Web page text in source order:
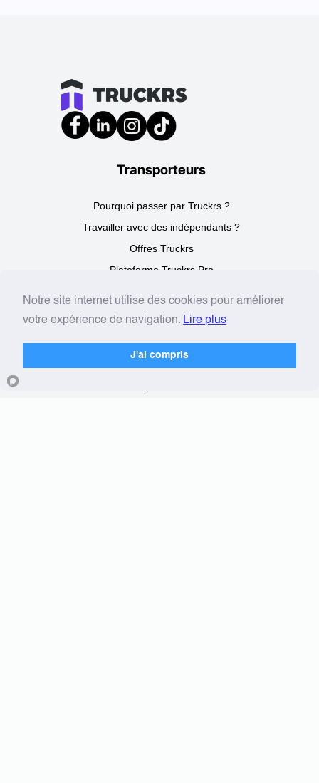
Transporteurs
Pourquoi passer par Truckrs ?
Travailler avec des indépendants ?
Offres Truckrs
Plateforme Truckrs Pro
Conducteurs
Découvrir Truckrs
Notre site internet utilise des cookies pour améliorer
votre expérience de navigation. Lire plus
J'ai compris